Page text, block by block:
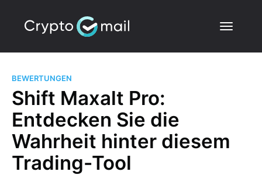
BEWERTUNGEN
Shift Maxalt Pro:
Entdecken Sie die
Wahrheit hinter diesem
Trading-Tool